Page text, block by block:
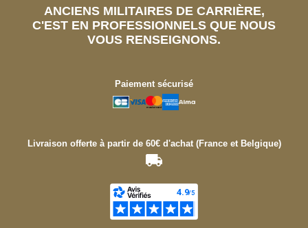
ANCIENS MILITAIRES DE CARRIÈRE,
C'EST EN PROFESSIONNELS QUE NOUS
VOUS RENSEIGNONS.
Paiement sécurisé
Livraison offerte à partir de 60€ d'achat (France et Belgique)